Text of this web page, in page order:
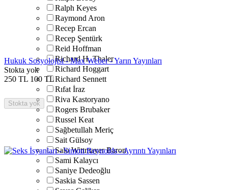
Ralph Keyes
Raymond Aron
Recep Ercan
Recep Şentürk
Reid Hoffman
Richard H. Thaler
Richard Hoggart
Richard Sennett
Rıfat İraz
Riva Kastoryano
Rogers Brubaker
Russel Keat
Sağbetullah Meriç
Sait Gülsoy
Salo Wittmayer Baron
Sami Kalaycı
Saniye Dedeoğlu
Saskia Sassen
Hukuk Sosyolojisi - Max Weber - Yarın Yayınları
Stokta yok
250 TL 100 TL
Stokta yok